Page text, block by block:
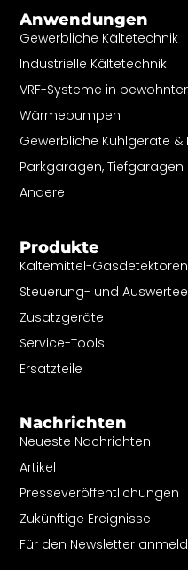
Anwendungen
Gewerbliche Kältetechnik
Industrielle Kältetechnik
VRF-Systeme in
Wärmepumpen
Gewerbliche Kühlgeräte &
Parkgaragen,
Andere
Produkte
Kältemittel-Gasdetektoren
Steuerung- und
Zusatzgeräte
Service-Tools
Ersatzteile
Nachrichten
Neueste Nachrichten
Artikel
Presseveröffentlichungen
Zukünftige Ereignisse
Für den Newsletter